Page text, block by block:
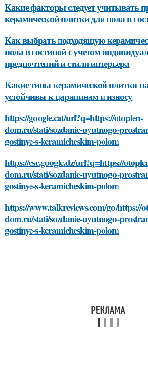
Какие факторы следует учитывать
керамической плитки для пола в
Как выбрать подходящую
пола в гостиной с учетом
предпочтений и стиля интерьера
Какие типы керамической плитки
устойчивы к царапинам и износу
https://google.cat/url?q=https://otoplen-
dom.ru/stati/sozdanie-uyutnogo-
gostinye-s-keramicheskim-polom
https://cse.google.dz/url?q=https://
dom.ru/stati/sozdanie-uyutnogo-
gostinye-s-keramicheskim-polom
https://www.talkreviews.com/go/https://
dom.ru/stati/sozdanie-uyutnogo-
gostinye-s-keramicheskim-polom